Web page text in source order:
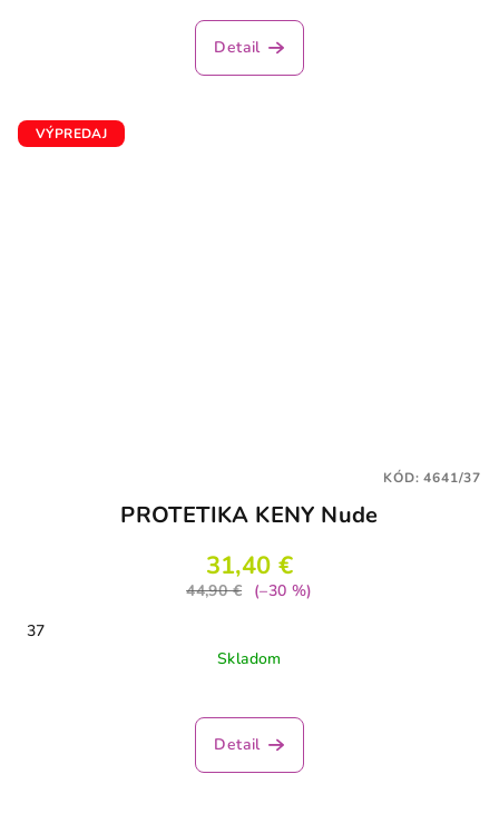
Detail
VÝPREDAJ
PROTETIKA KENY Nude
31,40 €
44,90 €
(–30 %)
37
Skladom
Detail
KÓD:4641/37